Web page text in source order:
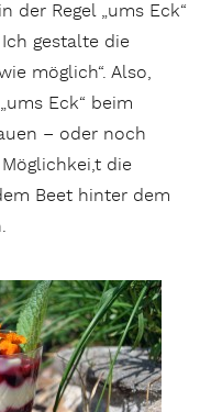
der Regel „ums Eck“
gestalte die
möglich“. Also,
Eck“ beim
– oder noch
die
Beet hinter dem